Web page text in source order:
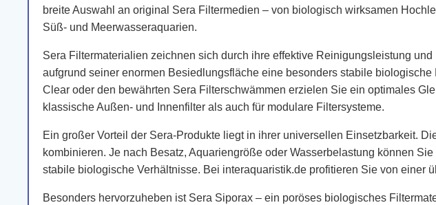
breite Auswahl an original Sera Filtermedien – von biologisch wirksamen
Süß- und Meerwasseraquarien.
Sera Filtermaterialien zeichnen sich durch ihre effektive Reinigungsleistung
aufgrund seiner enormen Besiedlungsfläche eine besonders stabile
Clear oder den bewährten Sera Filterschwämmen erzielen Sie ein optimales
klassische Außen- und Innenfilter als auch für modulare Filtersysteme.
Ein großer Vorteil der Sera-Produkte liegt in ihrer universellen Einsetzbarkeit.
kombinieren. Je nach Besatz, Aquariengröße oder Wasserbelastung können
stabile biologische Verhältnisse. Bei interaquaristik.de profitieren Sie von einer
Besonders hervorzuheben ist Sera Siporax – ein poröses biologisches